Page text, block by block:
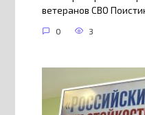
ветеранов СВО
0 3